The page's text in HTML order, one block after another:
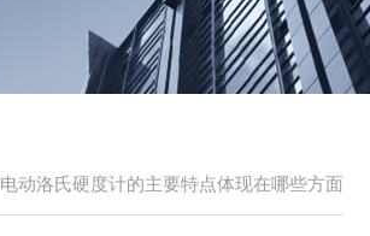
电动洛氏硬度计的主要特点体现在哪些方面